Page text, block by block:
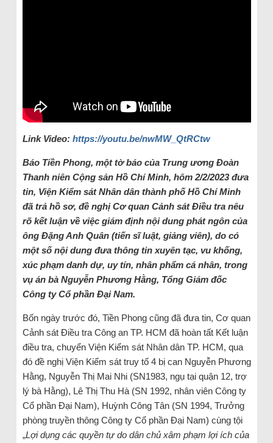
Link Video: https://youtu.be/nwMW_QtRCtw
Báo Tiền Phong, một tờ báo của Trung ương Đoàn
Thanh niên Cộng sản Hồ Chí Minh, hôm 2/2/2023 đưa
tin, Viện Kiểm sát Nhân dân thành phố Hồ Chí Minh
đã trả hồ sơ, đề nghị Cơ quan Cảnh sát Điều tra nêu
rõ kết luận về việc giám định nội dung phát ngôn của
ông Đặng Anh Quân (tiến sĩ luật, giảng viên), do có
một số nội dung đưa thông tin xuyên tạc, vu khống,
xúc phạm danh dự, uy tín, nhân phẩm cá nhân, trong
vụ án bà Nguyễn Phương Hằng, Tổng Giám đốc
Công ty Cổ phần Đại Nam.
Bốn ngày trước đó, Tiền Phong cũng đã đưa tin, Cơ quan
Cảnh sát Điều tra Công an TP. HCM đã hoàn tất Kết luận
điều tra, chuyển Viện Kiểm sát Nhân dân TP. HCM, qua
đó đề nghị Viện Kiểm sát truy tố 4 bị can Nguyễn Phương
Hằng, Nguyễn Thị Mai Nhi (SN1983, ngụ tại quận 12, trợ
lý bà Hằng), Lê Thị Thu Hà (SN 1992, nhân viên Công ty
Cổ phần Đại Nam), Huỳnh Công Tân (SN 1994, Trưởng
phòng truyền thông Công ty Cổ phần Đại Nam) cùng tội
„Lợi dụng các quyền tự do dân chủ xâm phạm lợi ích của